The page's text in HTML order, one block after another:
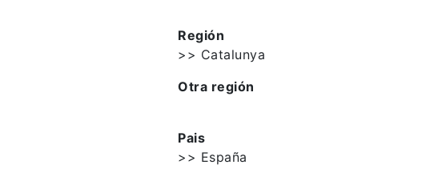
Región
>> Catalunya
Otra región
Pais
>> España